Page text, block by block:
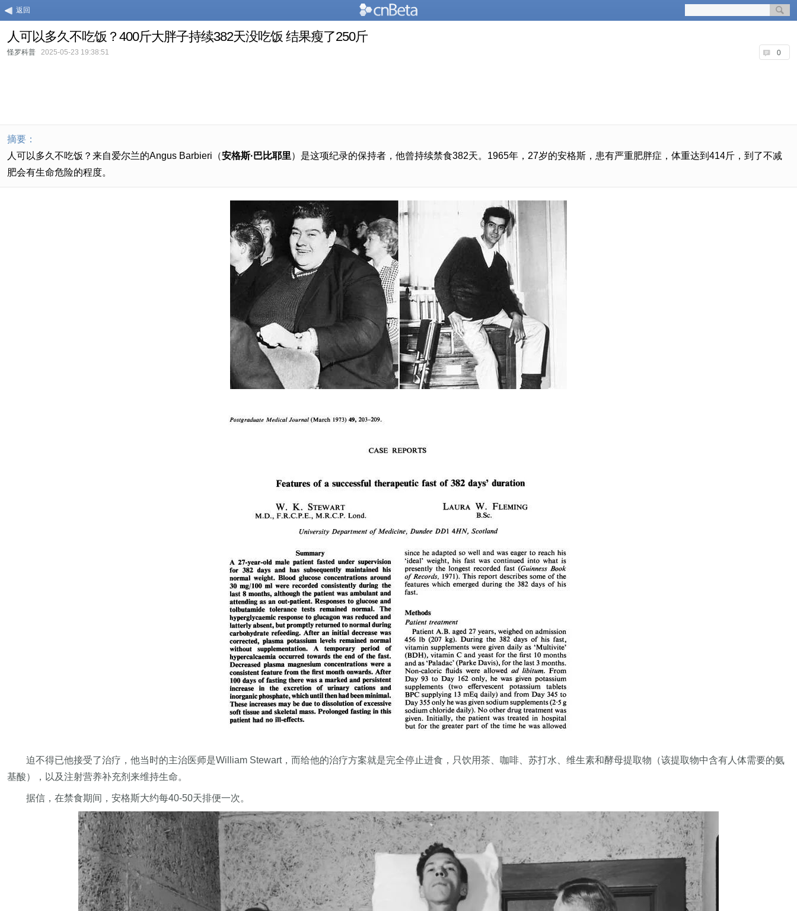
返回
人可以多久不吃饭？400斤大胖子持续382天没吃饭 结果瘦了250斤
0
怪罗科普 2025-05-23 19:38:51
摘要：
人可以多久不吃饭？ 来自爱尔兰的Angus Barbieri（安格斯·巴比耶里）是这项纪录的保持者，他曾持续禁食382天。1965年，27岁的安格斯，患有严重肥胖症，体重达到414斤，到了不减
肥会有生命危险的程度。
迫不得已他接受了治疗，他当时的主治医师是William Stewart，而给他的治疗方案就是完全停止进食，只饮用茶、咖啡、苏打水、维生素和酵母提取物（该提取物中含有人体需要的氨
基酸），以及注射营养补充剂来维持生命。
据信，在禁食期间，安格斯大约每40-50天排便一次。